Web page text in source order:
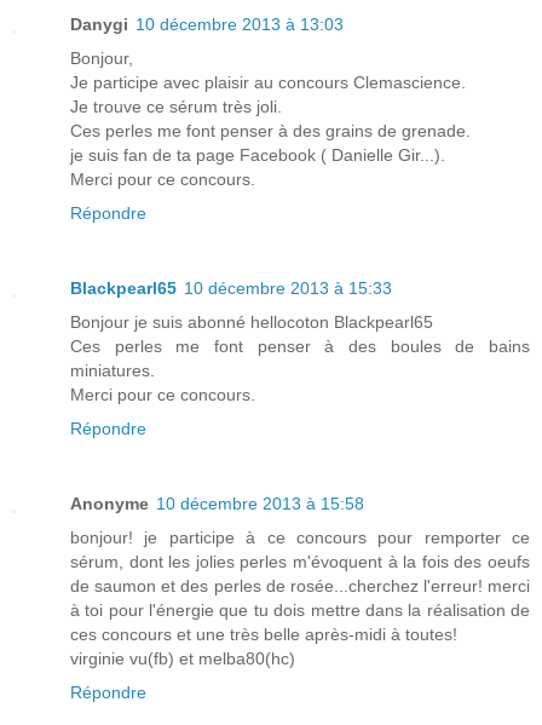
Danygi 10 décembre 2013 à 13:03
Bonjour,
Je participe avec plaisir au concours Clemascience.
Je trouve ce sérum très joli.
Ces perles me font penser à des grains de grenade.
je suis fan de ta page Facebook ( Danielle Gir...).
Merci pour ce concours.
Répondre
Blackpearl65 10 décembre 2013 à 15:33
Bonjour je suis abonné hellocoton Blackpearl65
Ces perles me font penser à des boules de bains
miniatures.
Merci pour ce concours.
Répondre
Anonyme 10 décembre 2013 à 15:58
bonjour! je participe à ce concours pour remporter ce
sérum, dont les jolies perles m'évoquent à la fois des oeufs
de saumon et des perles de rosée...cherchez l'erreur! merci
à toi pour l'énergie que tu dois mettre dans la réalisation de
ces concours et une très belle après-midi à toutes!
virginie vu(fb) et melba80(hc)
Répondre